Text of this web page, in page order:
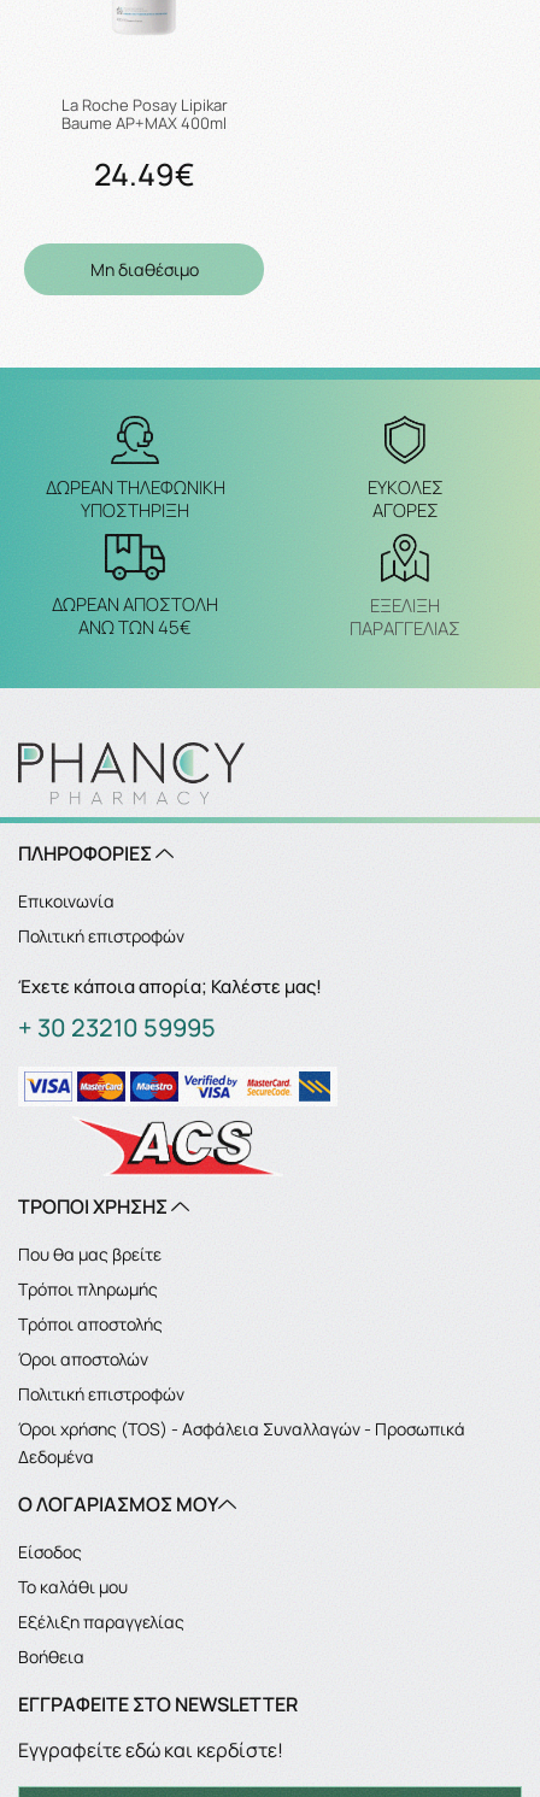
La Roche Posay Lipikar
Baume AP+MAX 400ml
24.49€
Μη διαθέσιμο
ΔΩΡΕΑΝ ΤΗΛΕΦΩΝΙΚΗ
ΥΠΟΣΤΗΡΙΞΗ
ΕΥΚΟΛΕΣ
ΑΓΟΡΕΣ
ΔΩΡΕΑΝ ΑΠΟΣΤΟΛΗ
ΑΝΩ ΤΩΝ 45€
ΕΞΈΛΙΞΗ
ΠΑΡΑΓΓΕΛΙΑΣ
ΠΛΗΡΟΦΟΡΙΕΣ
Επικοινωνία
Πολιτική επιστροφών
Έχετε κάποια απορία; Καλέστε μας!
+ 30 23210 59995
ΤΡΟΠΟΙ ΧΡΗΣΗΣ
Που θα μας βρείτε
Τρόποι πληρωμής
Τρόποι αποστολής
Όροι αποστολών
Πολιτική επιστροφών
Όροι χρήσης (TOS) - Ασφάλεια Συναλλαγών - Προσωπικά
Δεδομένα
Ο ΛΟΓΑΡΙΑΣΜΌΣ ΜΟΥ
Είσοδος
Το καλάθι μου
Εξέλιξη παραγγελίας
Βοήθεια
ΕΓΓΡΑΦΕΊΤΕ ΣΤΟ NEWSLETTER
Εγγραφείτε εδώ και κερδίστε!